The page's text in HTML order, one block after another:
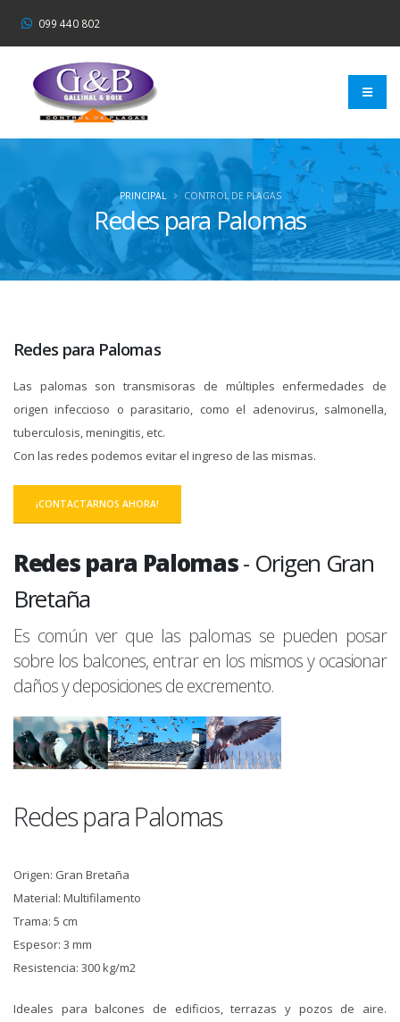
099 440 802
Redes para Palomas
PRINCIPAL CONTROL DE PLAGAS
Redes para Palomas
Las palomas son transmisoras de múltiples enfermedades de
origen infeccioso o parasitario, como el adenovirus, salmonella,
tuberculosis, meningitis, etc.
Con las redes podemos evitar el ingreso de las mismas.
¡CONTACTARNOS AHORA!
Redes para Palomas- Origen Gran
Bretaña
Es común ver que las palomas se pueden posar
sobre los balcones, entrar en los mismos y ocasionar
daños y deposiciones de excremento.
Redes para Palomas
Origen: Gran Bretaña
Material: Multifilamento
Trama: 5 cm
Espesor: 3 mm
Resistencia: 300 kg/m2
Ideales para balcones de edificios, terrazas y pozos de aire.